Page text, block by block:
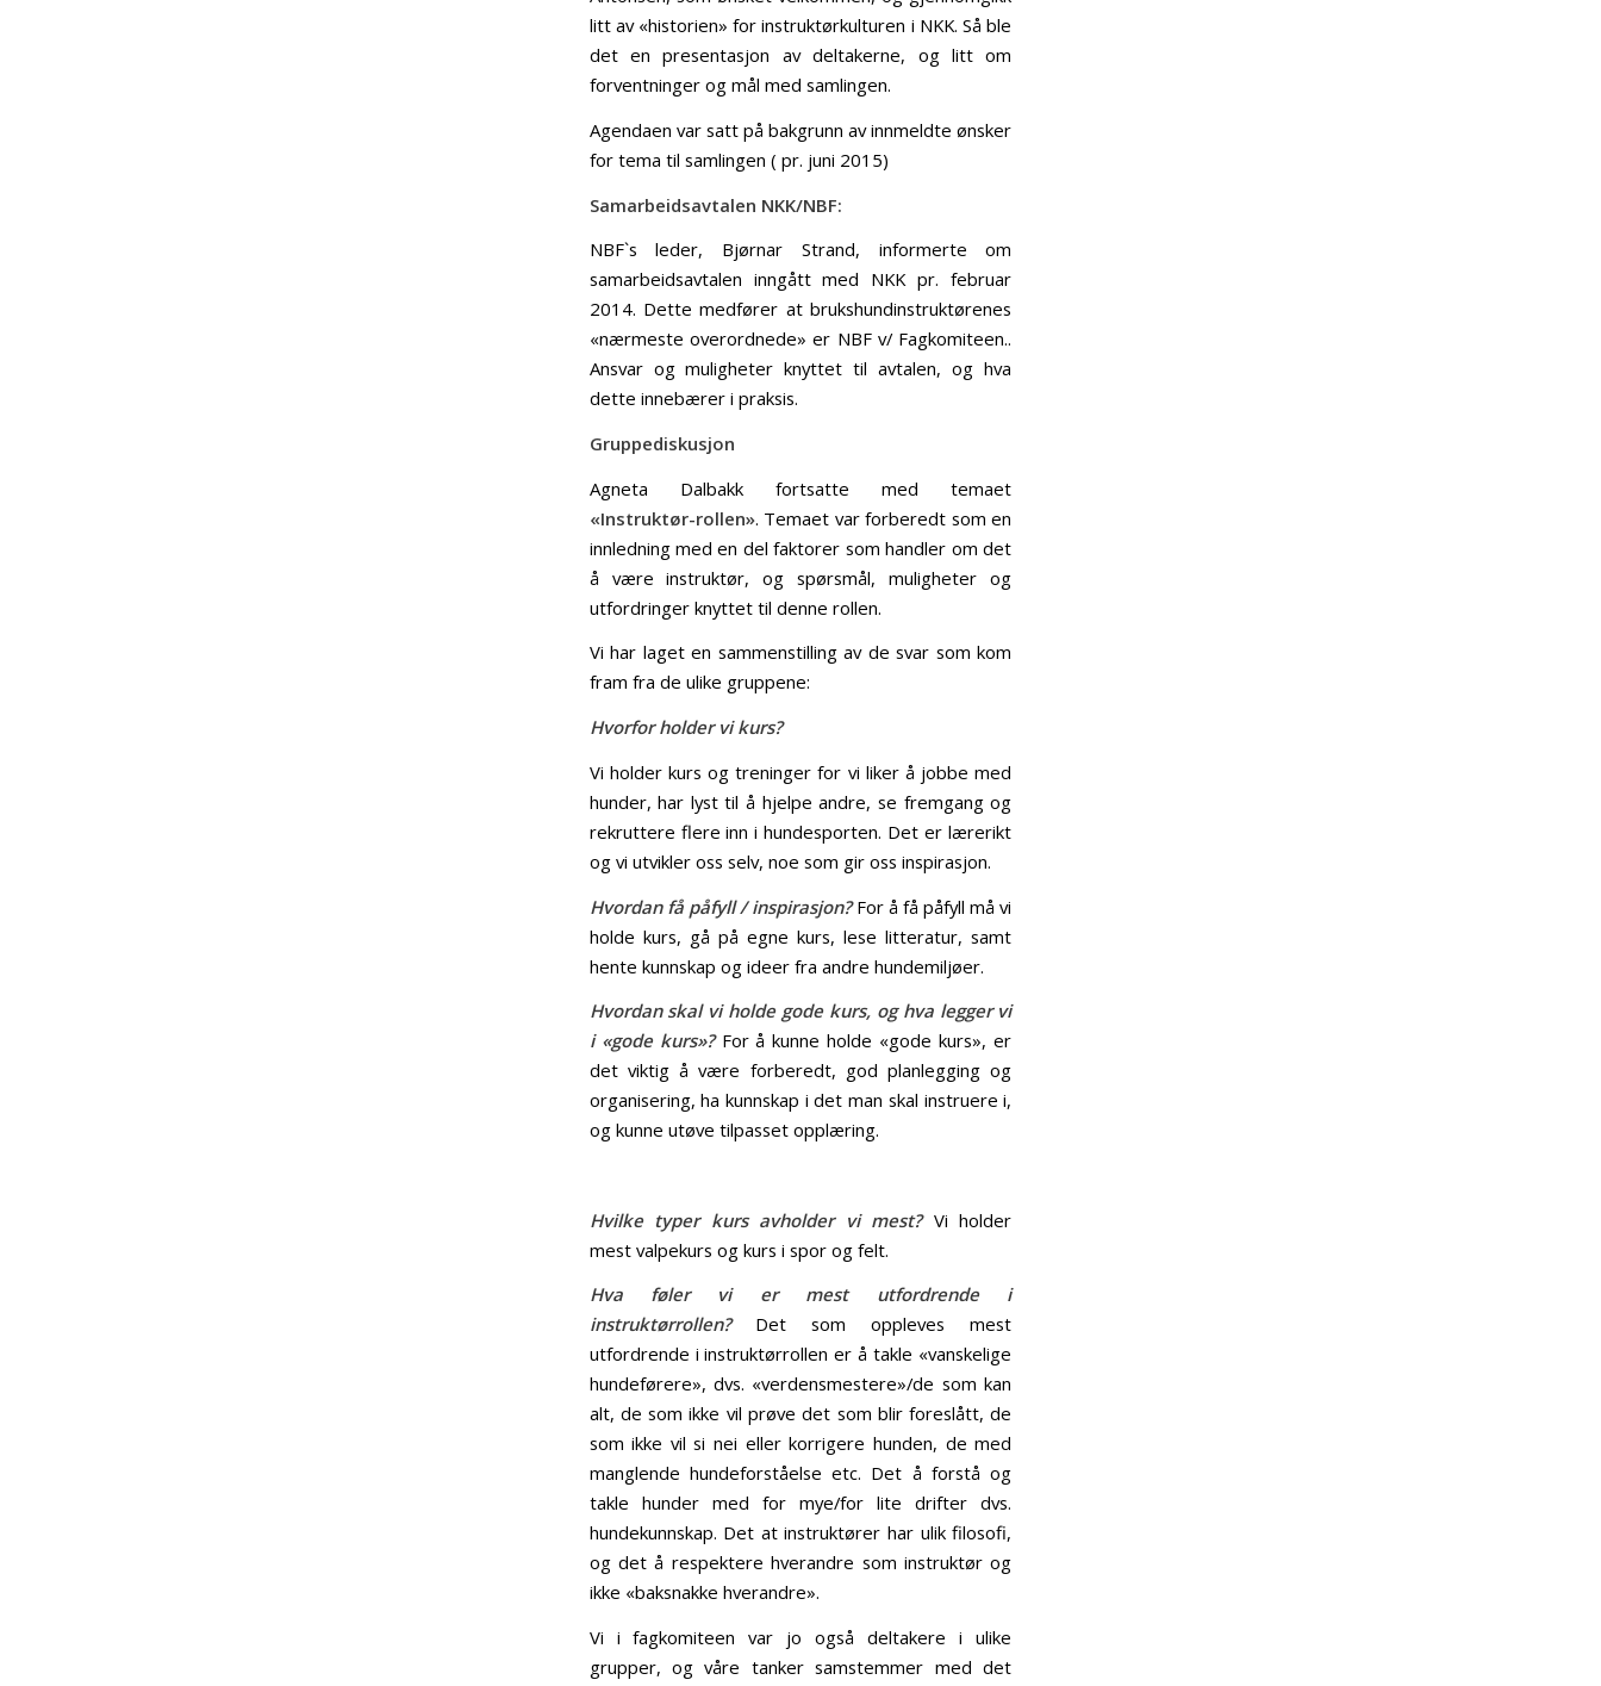
litt av «historien» for instruktørkulturen i NKK. Så ble
det en presentasjon av deltakerne, og litt om
forventninger og mål med samlingen.
Agendaen var satt på bakgrunn av innmeldte ønsker
for tema til samlingen ( pr. juni 2015)
Samarbeidsavtalen NKK/NBF:
NBF`s leder, Bjørnar Strand, informerte om
samarbeidsavtalen inngått med NKK pr. februar
2014. Dette medfører at brukshundinstruktørenes
«nærmeste overordnede» er NBF v/ Fagkomiteen..
Ansvar og muligheter knyttet til avtalen, og hva
dette innebærer i praksis.
Gruppediskusjon
Agneta Dalbakk fortsatte med temaet
«Instruktør-rollen». Temaet var forberedt som en
innledning med en del faktorer som handler om det
å være instruktør, og spørsmål, muligheter og
utfordringer knyttet til denne rollen.
Vi har laget en sammenstilling av de svar som kom
fram fra de ulike gruppene:
Hvorfor holder vi kurs?
Vi holder kurs og treninger for vi liker å jobbe med
hunder, har lyst til å hjelpe andre, se fremgang og
rekruttere flere inn i hundesporten. Det er lærerikt
og vi utvikler oss selv, noe som gir oss inspirasjon.
Hvordan få påfyll / inspirasjon?For å få påfyll må vi
holde kurs, gå på egne kurs, lese litteratur, samt
hente kunnskap og ideer fra andre hundemiljøer.
Hvordan skal vi holde gode kurs, og hva legger vi
i «gode kurs»?For å kunne holde «gode kurs», er
det viktig å være forberedt, god planlegging og
organisering, ha kunnskap i det man skal instruere i,
og kunne utøve tilpasset opplæring.
Hvilke typer kurs avholder vi mest?Vi holder
mest valpekurs og kurs i spor og felt.
Hva føler vi er mest utfordrende i
instruktørrollen?Det som oppleves mest
utfordrende i instruktørrollen er å takle «vanskelige
hundeførere», dvs. «verdensmestere»/de som kan
alt, de som ikke vil prøve det som blir foreslått, de
som ikke vil si nei eller korrigere hunden, de med
manglende hundeforståelse etc. Det å forstå og
takle hunder med for mye/for lite drifter dvs.
hundekunnskap. Det at instruktører har ulik filosofi,
og det å respektere hverandre som instruktør og
ikke «baksnakke hverandre».
Vi i fagkomiteen var jo også deltakere i ulike
grupper, og våre tanker samstemmer med det